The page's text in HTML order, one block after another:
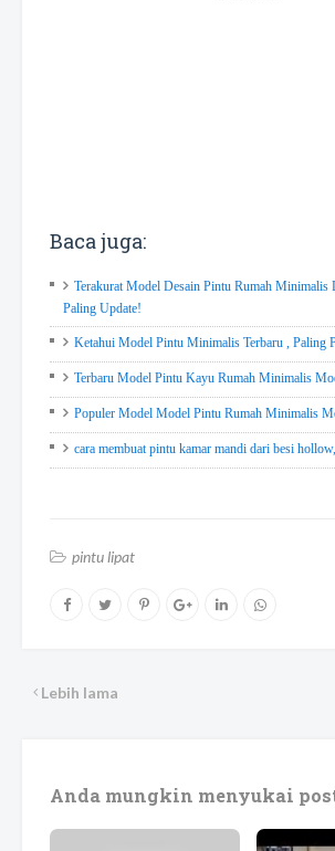
Baca juga:
Terakurat Model Desain Pintu Rumah Minimalis
Paling Update!
Ketahui Model Pintu Minimalis Terbaru , Paling
Terbaru Model Pintu Kayu Rumah Minimalis
Populer Model Model Pintu Rumah Minimalis
cara membuat pintu kamar mandi dari besi
pintu lipat
Lebih lama
Anda mungkin menyukai